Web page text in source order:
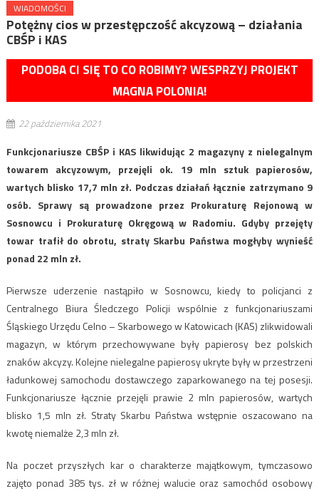
WIADOMOŚCI
Potężny cios w przestępczość akcyzową – działania
CBŚP i KAS
PODOBA CI SIĘ TO CO ROBIMY? WESPRZYJ PROJEKT
MAGNA POLONIA!
22 października 2021
Funkcjonariusze CBŚP i KAS likwidując 2 magazyny z nielegalnym
towarem akcyzowym, przejęli ok. 19 mln sztuk papierosów,
wartych blisko 17,7 mln zł. Podczas działań łącznie zatrzymano 9
osób. Sprawy są prowadzone przez Prokuraturę Rejonową w
Sosnowcu i Prokuraturę Okręgową w Radomiu. Gdyby przejęty
towar trafił do obrotu, straty Skarbu Państwa mogłyby wynieść
ponad 22 mln zł.
Pierwsze uderzenie nastąpiło w Sosnowcu, kiedy to policjanci z
Centralnego Biura Śledczego Policji wspólnie z funkcjonariuszami
Śląskiego Urzędu Celno – Skarbowego w Katowicach (KAS) zlikwidowali
magazyn, w którym przechowywane były papierosy bez polskich
znaków akcyzy. Kolejne nielegalne papierosy ukryte były w przestrzeni
ładunkowej samochodu dostawczego zaparkowanego na tej posesji.
Funkcjonariusze łącznie przejęli prawie 2 mln papierosów, wartych
blisko 1,5 mln zł. Straty Skarbu Państwa wstępnie oszacowano na
kwotę niemalże 2,3 mln zł.
Na poczet przyszłych kar o charakterze majątkowym, tymczasowo
zajęto ponad 385 tys. zł w różnej walucie oraz samochód osobowy